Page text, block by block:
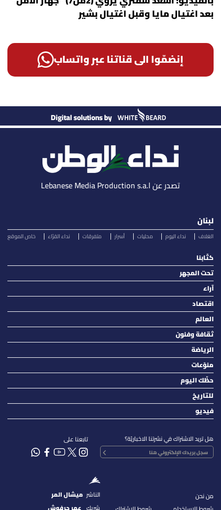
بعد اغتيال مايا وقبل اغتيال بشير
إنضمّوا الى قناتنا عبر واتساب
Digital solutions by
تصدر عن Lebanese Media Production s.a.l
لبنان
الغلاف نداء اليوم محليات أسرار متفرقات نداء القرّاء خاص الموقع
كتّابنا
تحت المجهر
آراء
اقتصاد
العالم
ثقافة وفنون
الرياضة
منوّعات
حظّك اليوم
للتاريخ
فيديو
هل تريد الاشتراك في نشرتنا الاخباريّة؟ تابعنا على
من نحن
الناشر ميشال المر
شريك عمر حرفوش